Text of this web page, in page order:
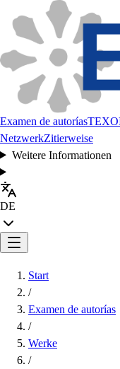
Examen de autorías
NetzwerkZitierweise
Weitere Informationen
DE
Start
/
Examen de autorías
/
Werke
/